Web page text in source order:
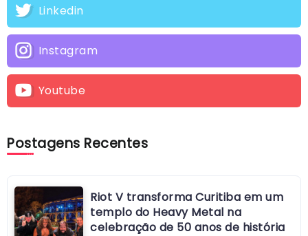
Linkedin
Instagram
Youtube
Postagens Recentes
Riot V transforma Curitiba em um
templo do Heavy Metal na
celebração de 50 anos de história